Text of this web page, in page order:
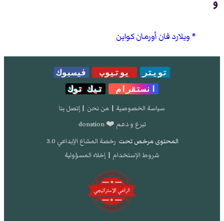
ويلارد فان أورمان كواين
تويتر يوتيوب
فيسبوك
انستقرام
تيك توك
سياسة الخصوصية | من نحن | إتصل بنا
تبرع و دعم ❤️ donation
المحتوى مرخص تحت رخصة المشاع الإبداعي 3.0
شروط الإستخدام | إخلاء المسؤولية